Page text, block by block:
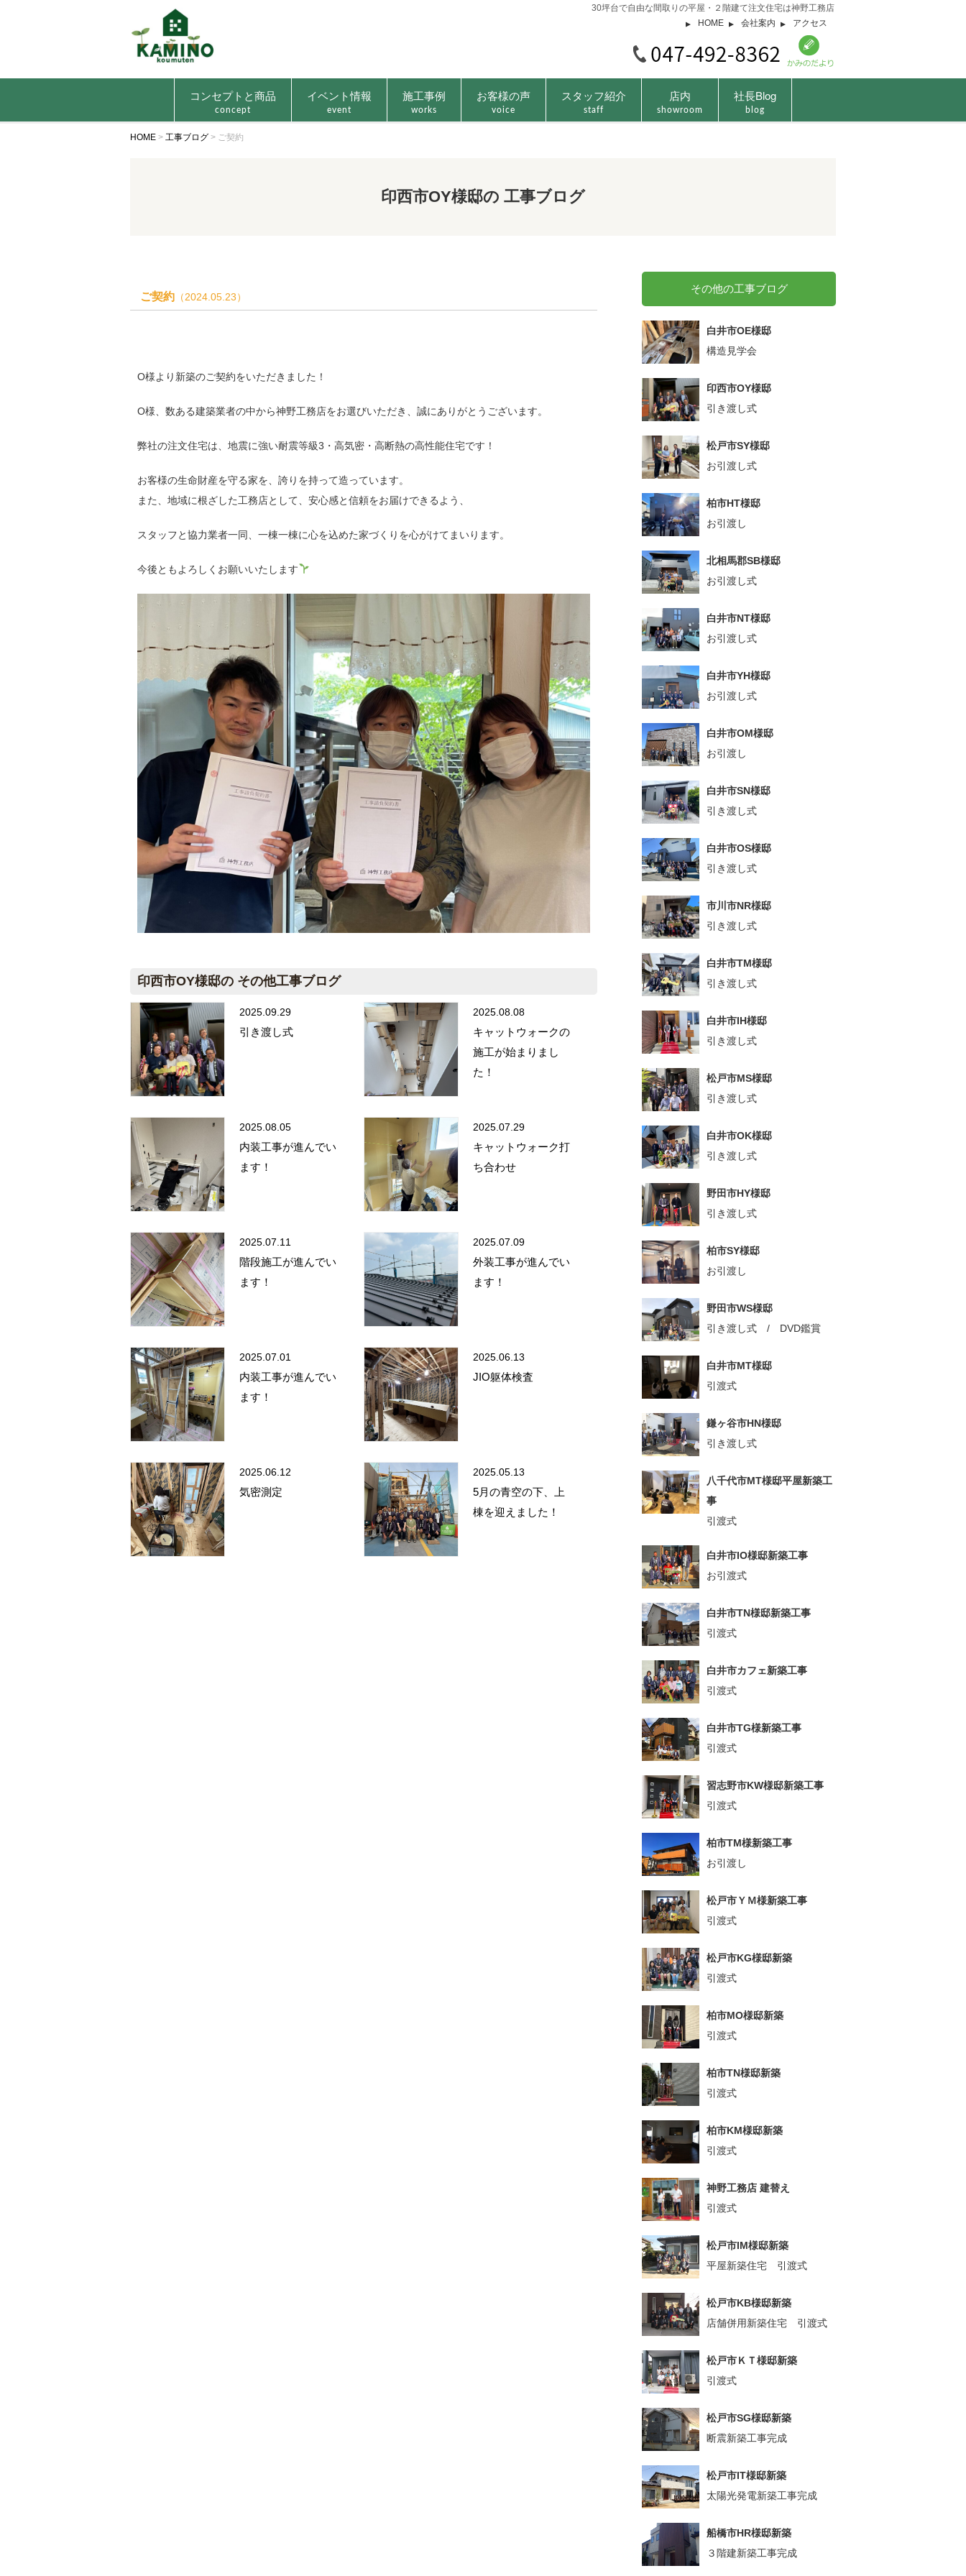
30坪台で自由な間取りの平屋・２階建て注文住宅は神野工務店
HOME
会社案内 アクセス
コンセプトと商品
concept
イベント情報
event
施工事例
works
お客様の声
voice
スタッフ紹介
staff
店内
showroom
社長Blog
blog
HOME > 工事ブログ > ご契約
印西市OY様邸の 工事ブログ
ご契約 （2024.05.23）
O様より新築のご契約をいただきました！
O様、数ある建築業者の中から神野工務店をお選びいただき、誠にありがとうございます。
弊社の注文住宅は、地震に強い耐震等級3・高気密・高断熱の高性能住宅です！
お客様の生命財産を守る家を、誇りを持って造っています。
また、地域に根ざした工務店として、安心感と信頼をお届けできるよう、
スタッフと協力業者一同、一棟一棟に心を込めた家づくりを心がけてまいります。
今後ともよろしくお願いいたします
印西市OY様邸の その他工事ブログ
2025.09.29
引き渡し式
2025.08.08
キャットウォークの
施工が始まりまし
た！
2025.08.05
内装工事が進んでい
ます！
2025.07.29
キャットウォーク打
ち合わせ
2025.07.11
階段施工が進んでい
ます！
2025.07.09
外装工事が進んでい
ます！
2025.07.01
内装工事が進んでい
ます！
2025.06.13
JIO躯体検査
2025.06.12
気密測定
2025.05.13
5月の青空の下、上
棟を迎えました！
その他の工事ブログ
白井市OE様邸
構造見学会
印西市OY様邸
引き渡し式
松戸市SY様邸
お引渡し式
柏市HT様邸
お引渡し
北相馬郡SB様邸
お引渡し式
白井市NT様邸
お引渡し式
白井市YH様邸
お引渡し式
白井市OM様邸
お引渡し
白井市SN様邸
引き渡し式
白井市OS様邸
引き渡し式
市川市NR様邸
引き渡し式
白井市TM様邸
引き渡し式
白井市IH様邸
引き渡し式
松戸市MS様邸
引き渡し式
白井市OK様邸
引き渡し式
野田市HY様邸
引き渡し式
柏市SY様邸
お引渡し
野田市WS様邸
引き渡し式 / DVD鑑賞
白井市MT様邸
引渡式
鎌ヶ谷市HN様邸
引き渡し式
八千代市MT様邸平屋新築工
事
引渡式
白井市IO様邸新築工事
お引渡式
白井市TN様邸新築工事
引渡式
白井市カフェ新築工事
引渡式
白井市TG様新築工事
引渡式
習志野市KW様邸新築工事
引渡式
柏市TM様新築工事
お引渡し
松戸市ＹＭ様新築工事
引渡式
松戸市KG様邸新築
引渡式
柏市MO様邸新築
引渡式
柏市TN様邸新築
引渡式
柏市KM様邸新築
引渡式
神野工務店 建替え
引渡式
松戸市IM様邸新築
平屋新築住宅 引渡式
松戸市KB様邸新築
店舗併用新築住宅 引渡式
松戸市ＫＴ様邸新築
引渡式
松戸市SG様邸新築
断震新築工事完成
松戸市IT様邸新築
太陽光発電新築工事完成
船橋市HR様邸新築
３階建新築工事完成